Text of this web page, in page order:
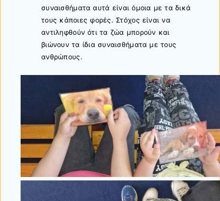
συναισθήματα αυτά είναι όμοια με τα δικά
τους κάποιες φορές. Στόχος είναι να
αντιληφθούν ότι τα ζώα μπορούν και
βιώνουν τα ίδια συναισθήματα με τους
ανθρώπους.